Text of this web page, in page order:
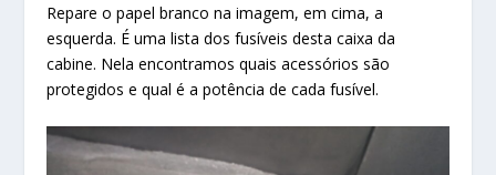
Repare o papel branco na imagem, em cima, a
esquerda. É uma lista dos fusíveis desta caixa da
cabine. Nela encontramos quais acessórios são
protegidos e qual é a potência de cada fusível.